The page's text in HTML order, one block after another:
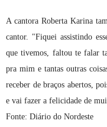
A cantora Roberta Karina
cantor. "Fiquei assistindo
que tivemos, faltou te falar
pra mim e tantas outras
receber de braços abertos,
e vai fazer a felicidade de
Fonte: Diário do Nordeste